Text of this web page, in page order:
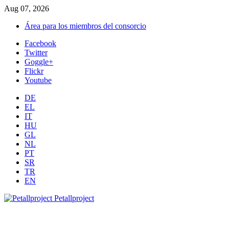
Aug 07, 2026
Área para los miembros del consorcio
Facebook
Twitter
Goggle+
Flickr
Youtube
DE
EL
IT
HU
GL
NL
PT
SR
TR
EN
Petallproject